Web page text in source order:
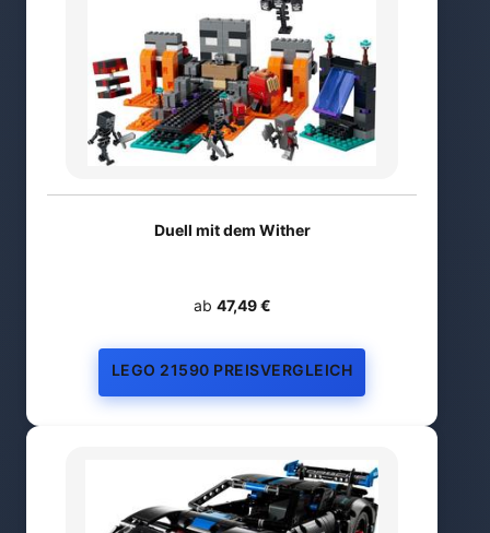
Duell mit dem Wither
ab 47,49 €
LEGO 21590 PREISVERGLEICH